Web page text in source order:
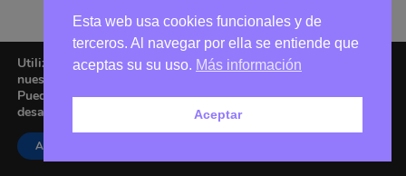
Utilizamos cookies para ofrecerte la mejor experiencia en
nuestra web.
Puedes aprender más sobre qué cookies utilizamos o
desactivarlas en los
Aceptar
Esta web usa cookies funcionales y de
terceros. Al navegar por ella se entiende que
aceptas su su uso. Más información
Aceptar